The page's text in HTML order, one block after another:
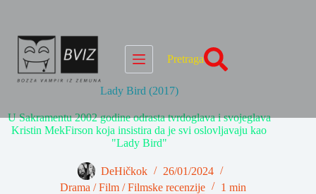
Pretraga
Lady Bird (2017)
U Sakramentu 2002 godine odrasta tvrdoglava i svojeglava
Kristin MekFirson koja insistira da je svi oslovljavaju kao
"Lady Bird"
DeHičkok
26/01/2024
Drama /Film /Filmske recenzije 1 min